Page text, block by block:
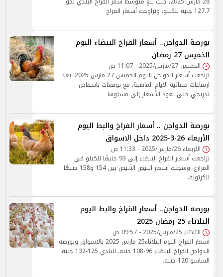
127.7 جنيه للكيلو، وتراوحت أسعار الفراخ
بورصة الدواجن.. أسعار الفراخ البيضاء اليوم
الخميس 27 رمضان
الخميس 27/مارس/2025 - 11:07 ص
تراجعت أسعار الدواجن اليوم الخميس 27 مارس 2025، بعد
ارتفاعات متتالية الأيام الماضية، مع توقعات بانخفاض
تدريجي حتى تعود الأسعار إلى مستوها
بورصة الدواجن .. أسعار الفراخ والبط اليوم
الأربعاء 26-3-2025 داخل الاسواق
الأربعاء 26/مارس/2025 - 11:33 ص
تراجعت أسعار الفراخ البيضاء إلى 93 جنيهًا للكيلو في
المزارع، وسجلت أسعار البيض الأبيض بين 154 و158 جنيهًا
للكرتونة.
بورصة الدواجن.. أسعار الفراخ والبط اليوم
الثلاثاء 25 رمضان 2025
الثلاثاء 25/مارس/2025 - 09:57 ص
أسعار الفراخ اليوم الثلاثاء25 مارس 2025 بالاسواق وبورصة
الدواجن الفراخ البيضاء 96-108 جنيه، البلدي 125-132 جنيه،
الساسو 120 جنيه.